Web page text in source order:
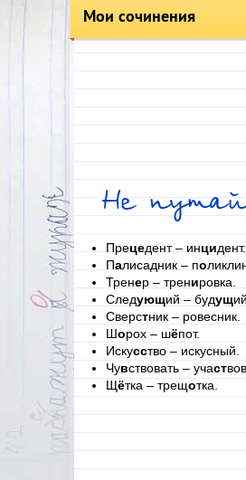
Мои сочинения
Не
Прецедент – инцидент.
Палисадник – по
Тренер – тренировка.
Следующий – будущий.
Сверстник – ровесник.
Шорох – шёпот.
Искусство – искусный.
Чувствовать – участ
Щётка – трещотка.